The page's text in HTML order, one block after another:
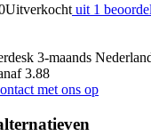
Uitverkocht uit 1
met ons op